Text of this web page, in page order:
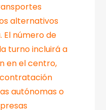
alternativos
El número de
turno incluirá a
en el centro,
autónomas o